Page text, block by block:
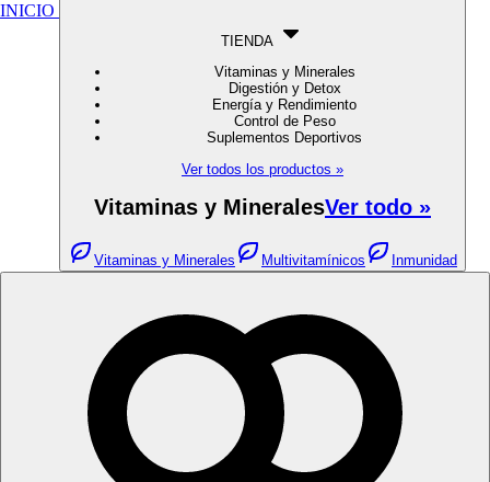
INICIO
TIENDA
Vitaminas y Minerales
Digestión y Detox
Energía y Rendimiento
Control de Peso
Suplementos Deportivos
Ver todos los productos »
Vitaminas y MineralesVer todo »
Vitaminas y Minerales Multivitamínicos Inmunidad